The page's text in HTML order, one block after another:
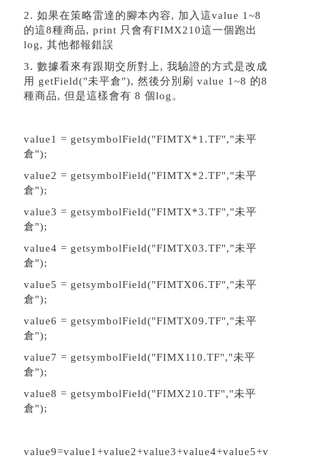
2. 如果在策略雷達的腳本內容, 加入這value 1~8
的這8種商品, print 只會有FIMX210這一個跑出
log, 其他都報錯誤
3. 數據看來有跟期交所對上, 我驗證的方式是改成
用 getField("未平倉"), 然後分別刷 value 1~8 的8
種商品, 但是這樣會有 8 個log。
value1 = getsymbolField("FIMTX*1.TF","未平
倉");
value2 = getsymbolField("FIMTX*2.TF","未平
倉");
value3 = getsymbolField("FIMTX*3.TF","未平
倉");
value4 = getsymbolField("FIMTX03.TF","未平
倉");
value5 = getsymbolField("FIMTX06.TF","未平
倉");
value6 = getsymbolField("FIMTX09.TF","未平
倉");
value7 = getsymbolField("FIMX110.TF","未平
倉");
value8 = getsymbolField("FIMX210.TF","未平
倉");
value9=value1+value2+value3+value4+value5+v